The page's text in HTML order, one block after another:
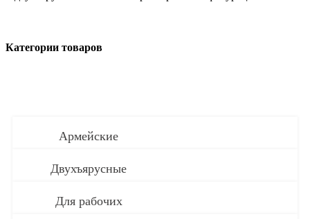
Категории товаров
Армейские
Двухъярусные
Для рабочих